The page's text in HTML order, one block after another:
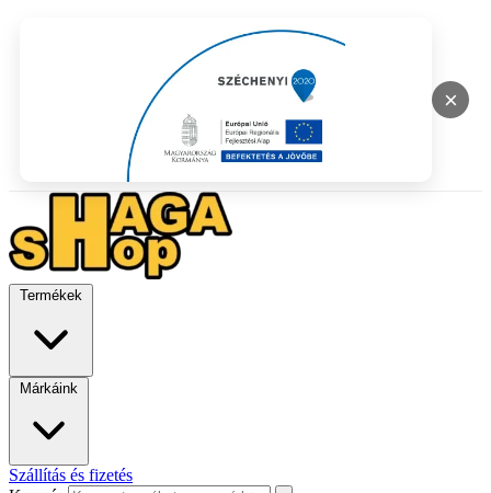
×
Termékek
Márkáink
Szállítás és fizetés